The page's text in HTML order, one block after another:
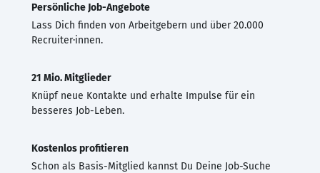
Persönliche Job-Angebote
Lass Dich finden von Arbeitgebern und über 20.000
Recruiter·innen.
21 Mio. Mitglieder
Knüpf neue Kontakte und erhalte Impulse für ein
besseres Job-Leben.
Kostenlos profitieren
Schon als Basis-Mitglied kannst Du Deine Job-Suche